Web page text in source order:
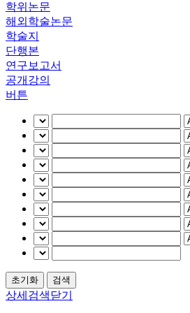
학위논문
해외학술논문
학술지
단행본
연구보고서
공개강의
버튼
상세검색닫기